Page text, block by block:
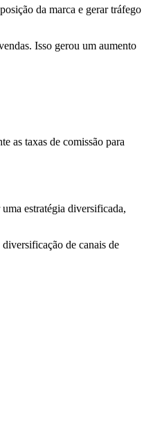
da marca e gerar tráfego
Isso gerou um aumento
as taxas de comissão para
estratégia diversificada,
de canais de